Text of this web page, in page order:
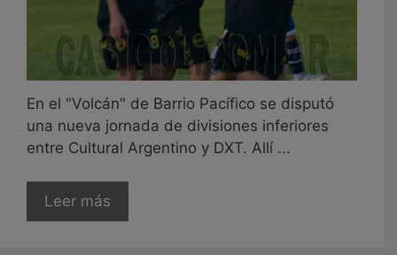
En el "Volcán" de Barrio Pacífico se disputó
una nueva jornada de divisiones inferiores
entre Cultural Argentino y DXT. Allí ...
Leer más